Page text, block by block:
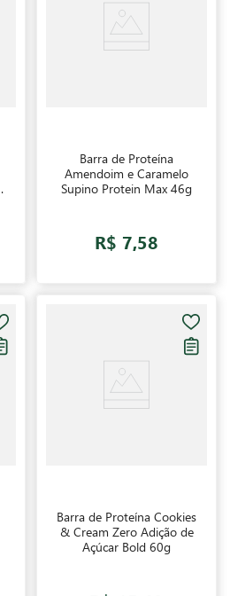
Barra de Proteína
Amendoim e Caramelo
Supino Protein Max 46g
R$ 7,58
Barra de Proteína Cookies
& Cream Zero Adição de
Açúcar Bold 60g